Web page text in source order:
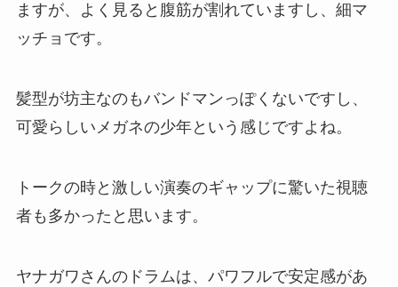
ますが、よく見ると腹筋が割れていますし、細マ
ッチョです。
髪型が坊主なのもバンドマンっぽくないですし、
可愛らしいメガネの少年という感じですよね。
トークの時と激しい演奏のギャップに驚いた視聴
者も多かったと思います。
ヤナガワさんのドラムは、パワフルで安定感があ